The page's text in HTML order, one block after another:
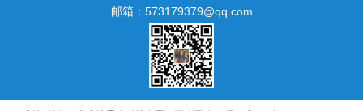
邮箱：573179379@qq.com